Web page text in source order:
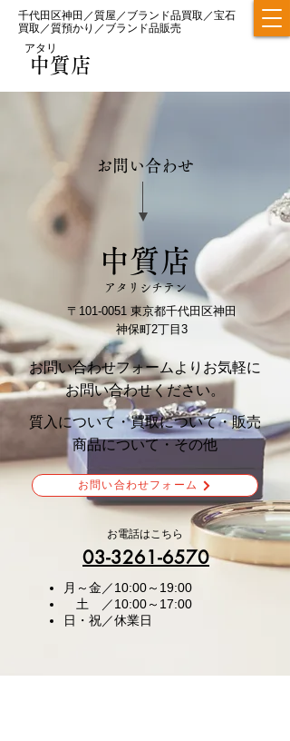
​千代田区神田／質屋／ブランド品買取／宝石
買取／質預かり／ブランド品販売
​アタリ
中質店
お問い合わせ
中質店
アタリシチテン
お問い合わせフォームよりお気軽に
お問い合わせください。
質入について・買取について・販売
商品について・その他
お問い合わせフォーム
〒101-0051 東京都千代田区神田
神保町2丁目3
お電話はこちら
03-3261-6570
月～金／10:00～19:00
土 ／10:00～17:00
​日・祝／休業日